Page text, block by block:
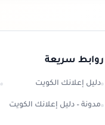
روابط سريعة
دليل إعلانك الكويت
مدونة – دليل إعلانك الكويت